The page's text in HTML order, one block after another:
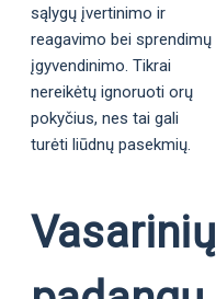
sąlygų įvertinimo ir
reagavimo bei sprendimų
įgyvendinimo. Tikrai
nereikėtų ignoruoti orų
pokyčius, nes tai gali
turėti liūdnų pasekmių.
Vasarinių